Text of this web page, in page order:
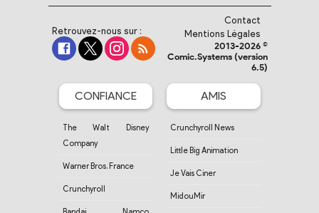
Retrouvez-nous sur :
Contact
Mentions Légales
2013-2026 ©
Comic.Systems (version
6.5)
CONFIANCE
The Walt Disney
Company
Warner Bros. France
Crunchyroll
AMIS
Crunchyroll News
Little Big Animation
Je Vais Ciner
MidouMir